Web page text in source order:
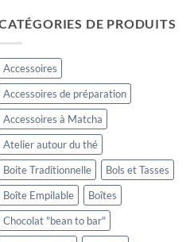
DE PRODUITS
Accessoires
Accessoires de préparation
Accessoires à Matcha
Atelier autour du thé
Boite Traditionnelle
Bols et Tasses
Boîte Empilable
Boîtes
Chocolat "bean to bar"